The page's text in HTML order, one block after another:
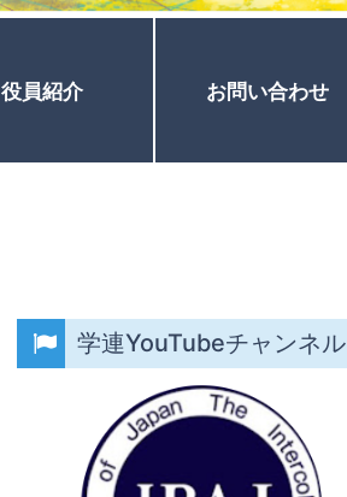
役員紹介 お問い合わせ
学連YouTubeチャンネル